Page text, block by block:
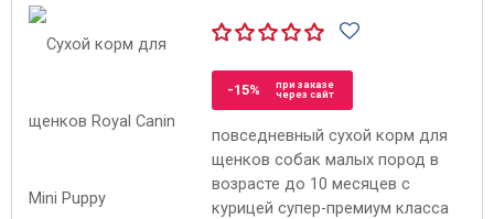
-15%
при заказе
через сайт
повседневный сухой корм для
щенков собак малых пород в
возрасте до 10 месяцев с
курицей супер-премиум класса